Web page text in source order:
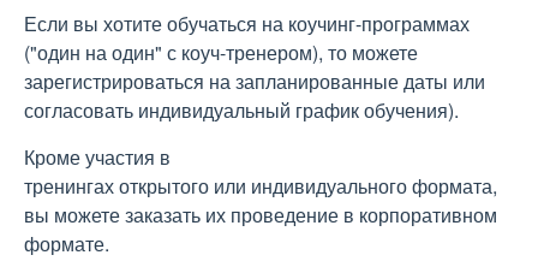
Если вы хотите обучаться на коучинг-программах
("один на один" с коуч-тренером), то можете
зарегистрироваться на запланированные даты или
согласовать индивидуальный график обучения).
Кроме участия в
тренингах открытого или индивидуального формата,
вы можете заказать их проведение в корпоративном
формате.